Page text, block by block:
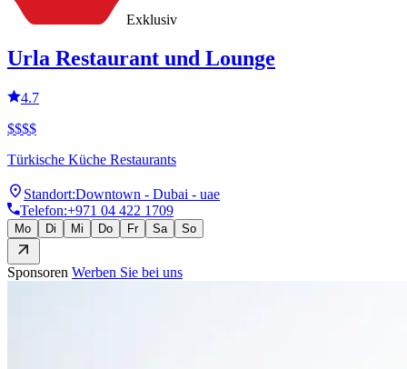
Exklusiv
Urla Restaurant und Lounge
4.7
$$$$
Türkische Küche Restaurants
Standort:Downtown - Dubai - uae
Telefon:+971 04 422 1709
Mo Di Mi Do Fr Sa So
Sponsoren Werben Sie bei uns